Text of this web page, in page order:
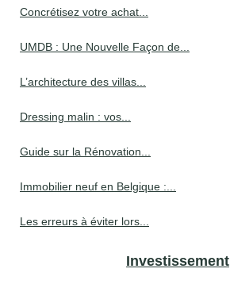
Concrétisez votre achat...
UMDB : Une Nouvelle Façon de...
L’architecture des villas...
Dressing malin : vos...
Guide sur la Rénovation...
Immobilier neuf en Belgique :...
Les erreurs à éviter lors...
Investissement